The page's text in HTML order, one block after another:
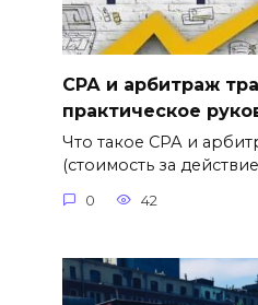
СРА и арбитраж
практическое
Что такое СРА и
(стоимость за
0 42